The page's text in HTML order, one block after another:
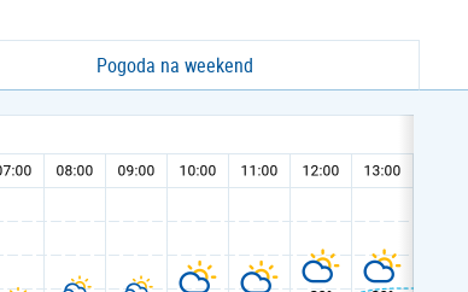
Pogoda na weekend